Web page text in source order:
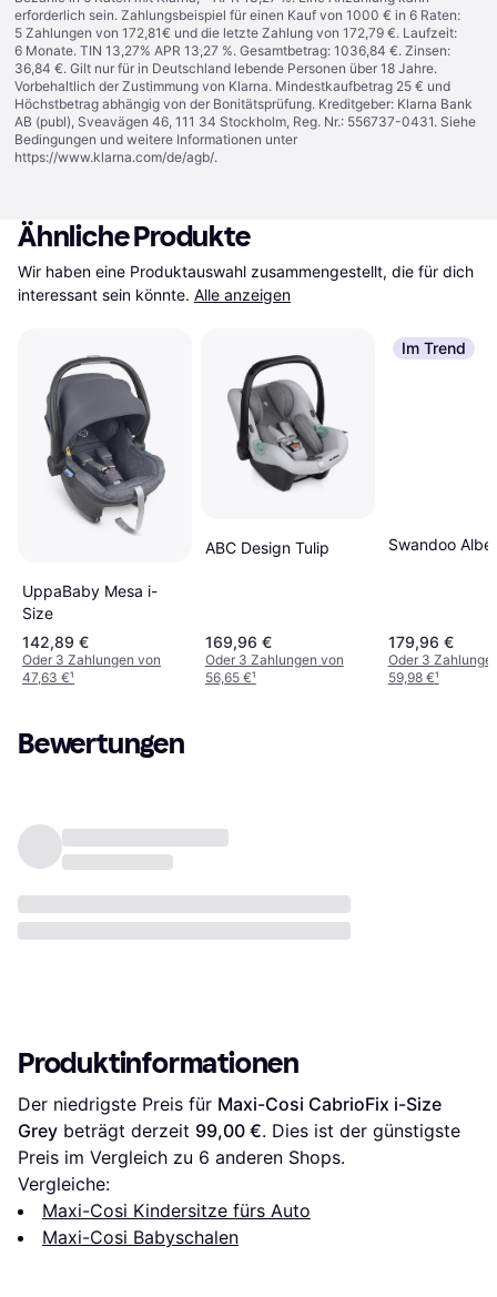
erforderlich sein. Zahlungsbeispiel für einen Kauf von 1000 € in 6 Raten:
5 Zahlungen von 172,81€ und die letzte Zahlung von 172,79 €. Laufzeit:
6 Monate. TIN 13,27% APR 13,27 %. Gesamtbetrag: 1036,84 €. Zinsen:
36,84 €. Gilt nur für in Deutschland lebende Personen über 18 Jahre.
Vorbehaltlich der Zustimmung von Klarna. Mindestkaufbetrag 25 € und
Höchstbetrag abhängig von der Bonitätsprüfung. Kreditgeber: Klarna Bank
AB (publ), Sveavägen 46, 111 34 Stockholm, Reg. Nr.: 556737-0431. Siehe
Bedingungen und weitere Informationen unter
https://www.klarna.com/de/agb/.
Ähnliche Produkte
Wir haben eine Produktauswahl zusammengestellt, die für dich
interessant sein könnte. Alle anzeigen
UppaBaby Mesa i-
Size
142,89 €
Oder 3 Zahlungen von
47,63 €¹
ABC Design Tulip
169,96 €
Oder 3 Zahlungen von
56,65 €¹
Im Trend
Swandoo
179,96 €
Oder 3
59,98 €¹
Bewertungen
Produktinformationen
Der niedrigste Preis für Maxi-Cosi CabrioFix i-Size
Grey beträgt derzeit 99,00 €. Dies ist der günstigste
Preis im Vergleich zu 6 anderen Shops.
Vergleiche:
Maxi-Cosi Kindersitze fürs Auto
Maxi-Cosi Babyschalen